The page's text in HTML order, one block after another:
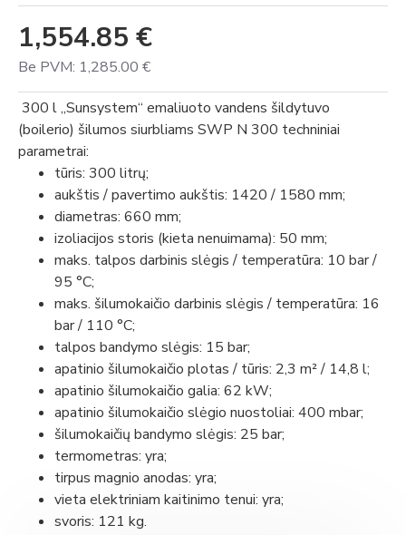
1,554.85 €
Be PVM: 1,285.00 €
300 l „Sunsystem“ emaliuoto vandens šildytuvo
(boilerio) šilumos siurbliams SWP N 300 techniniai
parametrai:
tūris: 300 litrų;
aukštis / pavertimo aukštis: 1420 / 1580 mm;
diametras: 660 mm;
izoliacijos storis (kieta nenuimama): 50 mm;
maks. talpos darbinis slėgis / temperatūra: 10 bar /
95 °C;
maks. šilumokaičio darbinis slėgis / temperatūra: 16
bar / 110 °C;
talpos bandymo slėgis: 15 bar;
apatinio šilumokaičio plotas / tūris: 2,3 m² / 14,8 l;
apatinio šilumokaičio galia: 62 kW;
apatinio šilumokaičio slėgio nuostoliai: 400 mbar;
šilumokaičių bandymo slėgis: 25 bar;
termometras: yra;
tirpus magnio anodas: yra;
vieta elektriniam kaitinimo tenui: yra;
svoris: 121 kg.